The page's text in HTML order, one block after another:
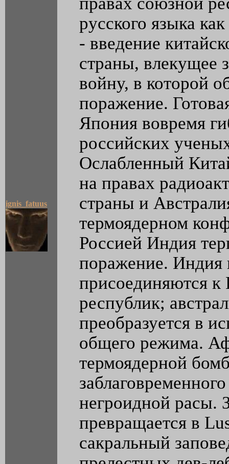
ignis_fatuus
русского языка
- введение
страны, влекущее
войну, в которой
поражение.
Япония вовремя
российских
Ослабленный
на правах
страны и
термоядерном
Россией Индия
поражение. Индия
присоединяются к
республик;
преобразуется в
общего режима.
термоядерной
негроидной расы.
превращается в
сакральный